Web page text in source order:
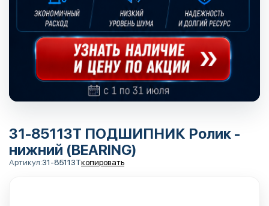
31-85113T ПОДШИПНИК Ролик -
нижний (BEARING)
Артикул:31-85113Tкопировать